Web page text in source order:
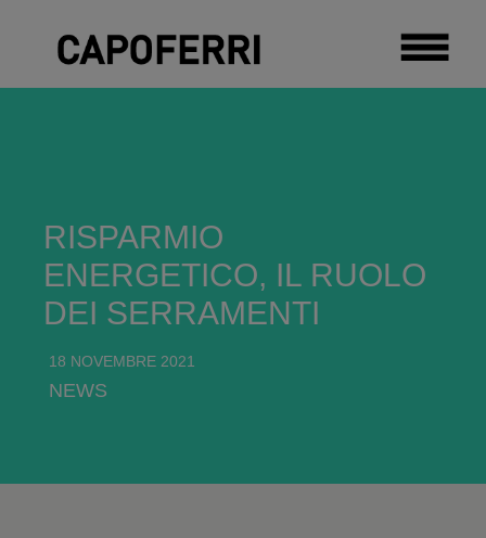
RISPARMIO
ENERGETICO, IL RUOLO
DEI SERRAMENTI
18 NOVEMBRE 2021
NEWS